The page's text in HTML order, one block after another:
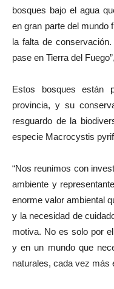
bosques bajo el agua
en gran parte del mundo
la falta de
pase en Tierra del
Estos bosques están
provincia, y su
resguardo de la
especie Macrocystis
“Nos reunimos con
ambiente y
enorme valor ambiental
y la necesidad de
motiva. No es solo por
y en un mundo que
naturales, cada vez más